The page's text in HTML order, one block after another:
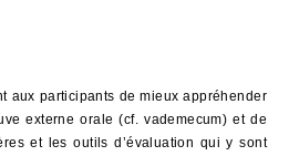
aux participants de mieux appréhender
externe orale (cf. vademecum) et de
et les outils d’évaluation qui y sont